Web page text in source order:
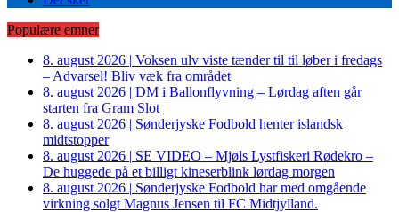
Populære emner
8. august 2026 | Voksen ulv viste tænder til til løber i fredags
– Advarsel! Bliv væk fra området
8. august 2026 | DM i Ballonflyvning – Lørdag aften går
starten fra Gram Slot
8. august 2026 | Sønderjyske Fodbold henter islandsk
midtstopper
8. august 2026 | SE VIDEO – Mjøls Lystfiskeri Rødekro –
De huggede på et billigt kineserblink lørdag morgen
8. august 2026 | Sønderjyske Fodbold har med omgående
virkning solgt Magnus Jensen til FC Midtjylland.